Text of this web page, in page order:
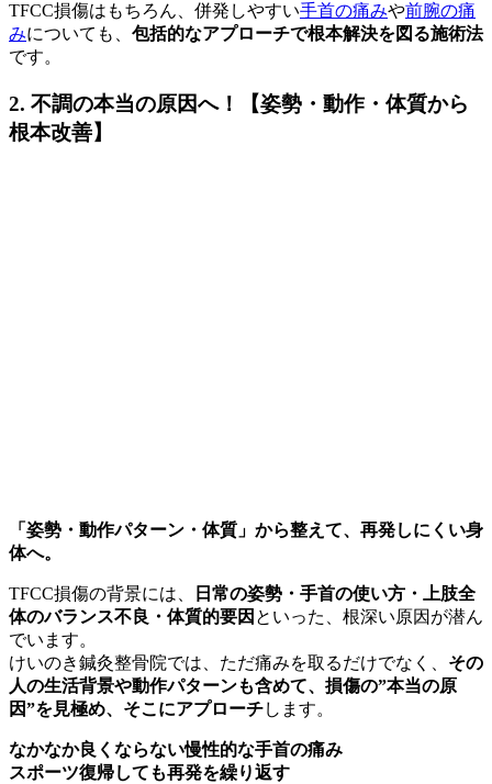
TFCC損傷はもちろん、併発しやすい手首の痛みや前腕の痛
みについても、 包括的なアプローチで根本解決を図る施術法
です。
2. 不調の本当の原因へ！【姿勢・動作・体質から
根本改善】
「姿勢・動作パターン・体質」から整えて、再発しにくい身
体へ。
TFCC損傷の背景には、
日常の姿勢・手首の使い方・上肢全
体のバランス不良・体質的要因 といった、根深い原因が潜ん
でいます。
けいのき鍼灸整骨院では、ただ痛みを取るだけでなく、 その
人の生活背景や動作パターンも含めて、損傷の”本当の原
因”を見極め、そこにアプローチします。
なかなか良くならない慢性的な手首の痛み
スポーツ復帰しても再発を繰り返す